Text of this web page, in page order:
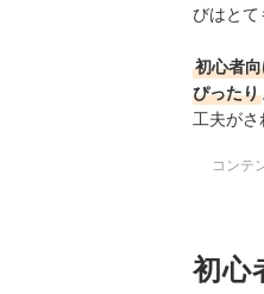
びはとて
初心者
ぴったり
工夫がさ
コンテ
初心